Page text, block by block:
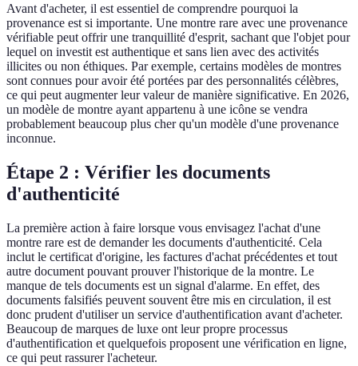
Avant d'acheter, il est essentiel de comprendre pourquoi la
provenance est si importante. Une montre rare avec une provenance
vérifiable peut offrir une tranquillité d'esprit, sachant que l'objet pour
lequel on investit est authentique et sans lien avec des activités
illicites ou non éthiques. Par exemple, certains modèles de montres
sont connues pour avoir été portées par des personnalités célèbres,
ce qui peut augmenter leur valeur de manière significative. En 2026,
un modèle de montre ayant appartenu à une icône se vendra
probablement beaucoup plus cher qu'un modèle d'une provenance
inconnue.
Étape 2 : Vérifier les documents
d'authenticité
La première action à faire lorsque vous envisagez l'achat d'une
montre rare est de demander les documents d'authenticité. Cela
inclut le certificat d'origine, les factures d'achat précédentes et tout
autre document pouvant prouver l'historique de la montre. Le
manque de tels documents est un signal d'alarme. En effet, des
documents falsifiés peuvent souvent être mis en circulation, il est
donc prudent d'utiliser un service d'authentification avant d'acheter.
Beaucoup de marques de luxe ont leur propre processus
d'authentification et quelquefois proposent une vérification en ligne,
ce qui peut rassurer l'acheteur.